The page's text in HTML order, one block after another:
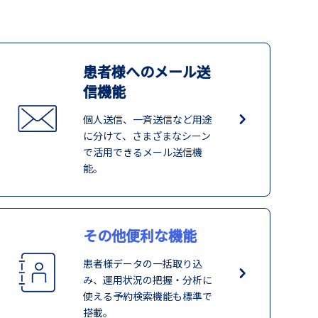
患者様へのメール送
信機能
個人送信、一斉送信など用途
に分けて、さまざまなシーン
で活用できるメール送信機
能。
その他便利な機能
患者様データの一括取り込
み、運用状況の把握・分析に
使える予約検索機能も標準で
搭載。